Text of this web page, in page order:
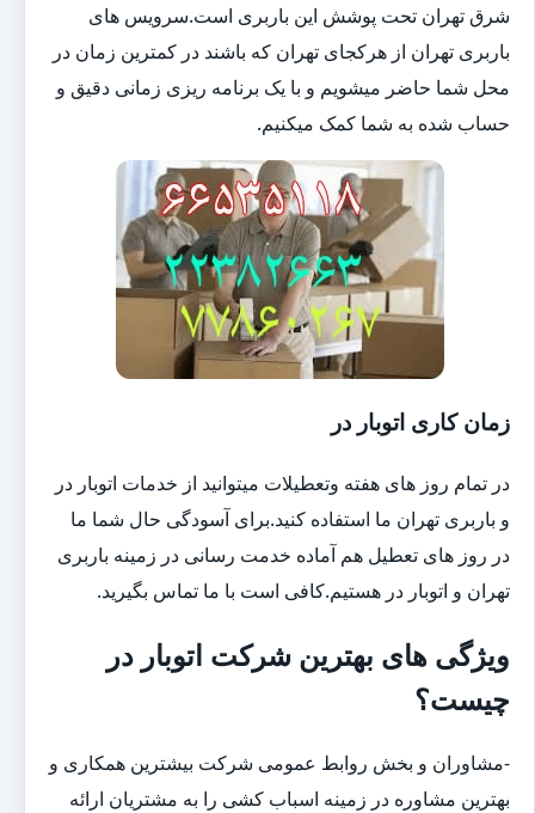
شرق تهران تحت پوشش این باربری است.سرویس های
باربری تهران از هرکجای تهران که باشند در کمترین زمان در
محل شما حاضر میشویم و با یک برنامه ریزی زمانی دقیق و
حساب شده به شما کمک میکنیم.
زمان کاری اتوبار در
در تمام روز های هفته وتعطیلات میتوانید از خدمات اتوبار در
و باربری تهران ما استفاده کنید.برای آسودگی حال شما ما
در روز های تعطیل هم آماده خدمت رسانی در زمینه باربری
تهران و اتوبار در هستیم.کافی است با ما تماس بگیرید.
ویژگی های بهترین شرکت اتوبار در
چیست؟
-مشاوران و بخش روابط عمومی شرکت بیشترین همکاری و
بهترین مشاوره در زمینه اسباب کشی را به مشتریان ارائه